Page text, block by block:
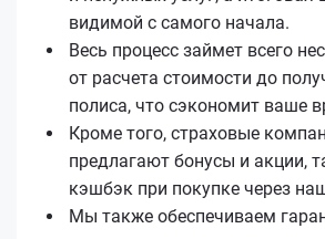
видимой с самого начала.
Весь процесс займет всего
от расчета стоимости до
полиса, что сэкономит ваше
Кроме того, страховые
предлагают бонусы и акции,
кэшбэк при покупке через
Мы также обеспечиваем